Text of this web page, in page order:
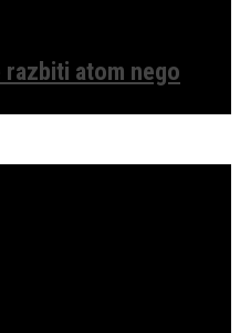
razbiti atom nego